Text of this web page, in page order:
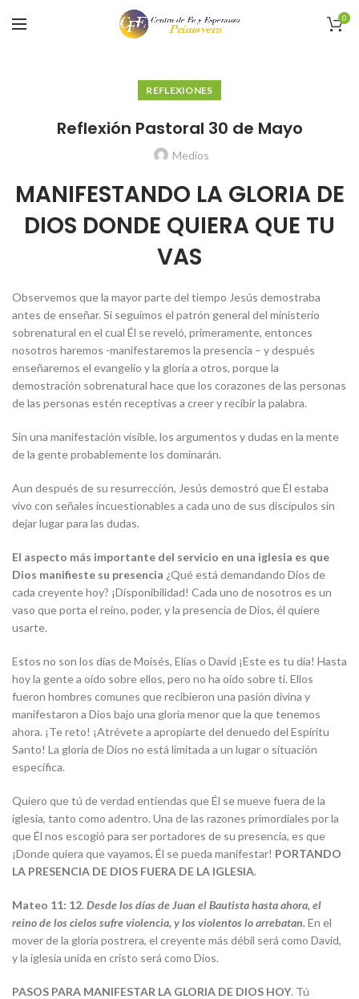
0
REFLEXIONES
Reflexión Pastoral 30 de Mayo
Medios
MANIFESTANDO LA GLORIA DE
DIOS DONDE QUIERA QUE TU
VAS
Observemos que la mayor parte del tiempo Jesús demostraba
antes de enseñar. Si seguimos el patrón general del ministerio
sobrenatural en el cual Él se reveló, primeramente, entonces
nosotros haremos -manifestaremos la presencia – y después
enseñaremos el evangelio y la gloria a otros, porque la
demostración sobrenatural hace que los corazones de las personas
de las personas estén receptivas a creer y recibir la palabra.
Sin una manifestación visible, los argumentos y dudas en la mente
de la gente probablemente los dominarán.
Aun después de su resurrección, Jesús demostró que Él estaba
vivo con señales incuestionables a cada uno de sus discípulos sin
dejar lugar para las dudas.
El aspecto más importante del servicio en una iglesia es que
Dios manifieste su presencia ¿Qué está demandando Dios de
cada creyente hoy? ¡Disponibilidad! Cada uno de nosotros es un
vaso que porta el reino, poder, y la presencia de Dios, él quiere
usarte.
Estos no son los días de Moisés, Elías o David ¡Este es tu día! Hasta
hoy la gente a oído sobre ellos, pero no ha oído sobre ti. Ellos
fueron hombres comunes que recibieron una pasión divina y
manifestaron a Dios bajo una gloria menor que la que tenemos
ahora. ¡Te reto! ¡Atrévete a apropiarte del denuedo del Espíritu
Santo! La gloria de Dios no está limitada a un lugar o situación
específica.
Quiero que tú de verdad entiendas que Él se mueve fuera de la
iglesia, tanto como adentro. Una de las razones primordiales por la
que Él nos escogió para ser portadores de su presencia, es que
¡Donde quiera que vayamos, Él se pueda manifestar! PORTANDO
LA PRESENCIA DE DIOS FUERA DE LA IGLESIA.
Mateo 11: 12. Desde los días de Juan el Bautista hasta ahora, el
reino de los cielos sufre violencia, y los violentos lo arrebatan.En el
mover de la gloria postrera, el creyente más débil será como David,
y la iglesia unida en cristo será como Dios.
PASOS PARA MANIFESTAR LA GLORIA DE DIOS HOY. Tú